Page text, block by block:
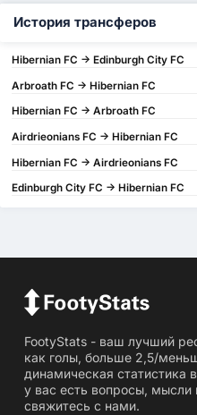
История трансферов
Hibernian FC -> Edinburgh City FC
Arbroath FC -> Hibernian FC
Hibernian FC -> Arbroath FC
Airdrieonians FC -> Hibernian FC
Hibernian FC -> Airdrieonians FC
Edinburgh City FC -> Hibernian FC
FootyStats - ваш лучший
как голы, больше 2,5/
динамическая статистика
у вас есть вопросы, мысли
свяжитесь с нами.